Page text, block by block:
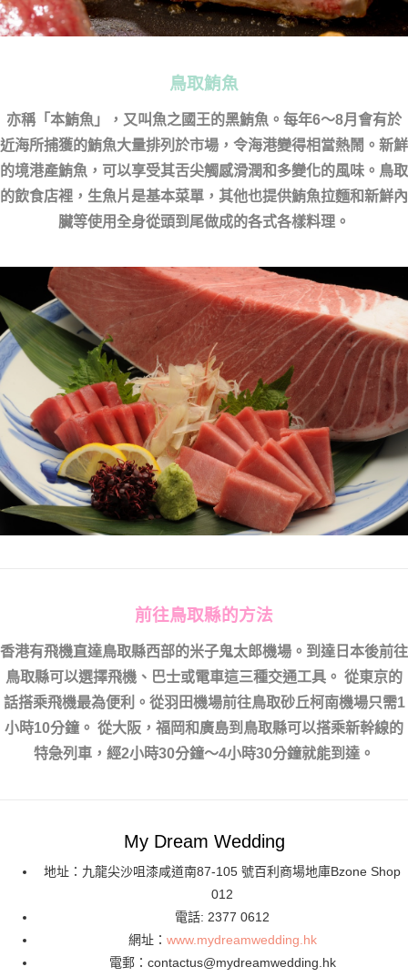
鳥取鮪魚
亦稱「本鮪魚」，又叫魚之國王的黑鮪魚。每年6～8月會有於
近海所捕獲的鮪魚大量排列於市場，令海港變得相當熱鬧。新鮮
的境港產鮪魚，可以享受其舌尖觸感滑潤和多變化的風味。鳥取
的飲食店裡，生魚片是基本菜單，其他也提供鮪魚拉麵和新鮮內
臟等使用全身從頭到尾做成的各式各樣料理。
前往鳥取縣的方法
香港有飛機直達鳥取縣西部的米子鬼太郎機場。到達日本後前往
鳥取縣可以選擇飛機、巴士或電車這三種交通工具。 從東京的
話搭乘飛機最為便利。從羽田機場前往鳥取砂丘柯南機場只需1
小時10分鐘。 從大阪，福岡和廣島到鳥取縣可以搭乘新幹線的
特急列車，經2小時30分鐘～4小時30分鐘就能到達。
My Dream Wedding
地址：九龍尖沙咀漆咸道南87-105 號百利商場地庫Bzone Shop
012
電話: 2377 0612
網址： www.mydreamwedding.hk
電郵： contactus@mydreamwedding.hk